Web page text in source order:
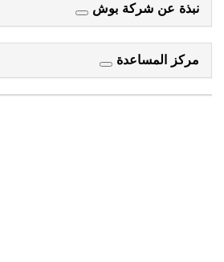
نبذة عن شركة بوش
مركز المساعدة